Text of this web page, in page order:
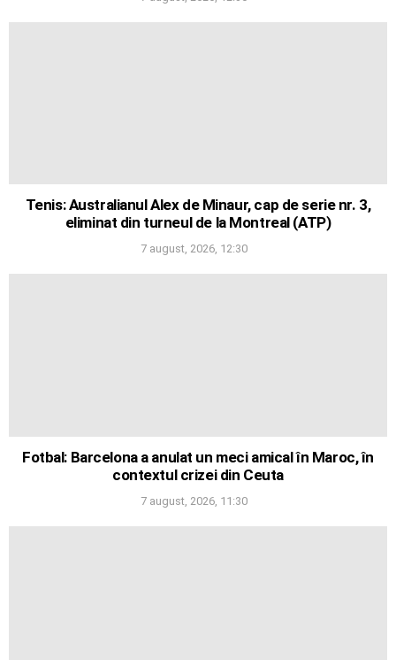
Tenis: Australianul Alex de Minaur, cap de serie nr. 3,
eliminat din turneul de la Montreal (ATP)
7 august, 2026, 12:30
Fotbal: Barcelona a anulat un meci amical în Maroc, în
contextul crizei din Ceuta
7 august, 2026, 11:30